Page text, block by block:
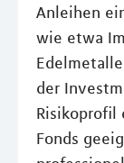
Anleihen
wie etwa
der
Risikoprofil
Fonds